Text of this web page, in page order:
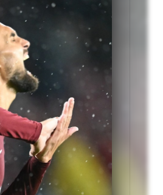
fotbalistului român
Louis Munteanu a căzut